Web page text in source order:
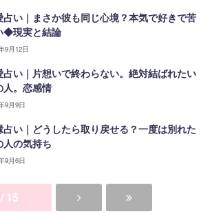
占い｜まさか彼も同じ心境？本気で好きで苦
◆現実と結論
9月12日
占い｜片想いで終わらない。絶対結ばれたい
人。恋感情
9月9日
占い｜どうしたら取り戻せる？一度は別れた
人の気持ち
9月6日
15